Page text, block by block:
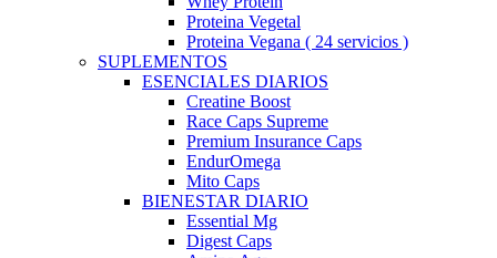
Proteina Vegetal
Proteina Vegana ( 24 servicios )
SUPLEMENTOS
ESENCIALES DIARIOS
Creatine Boost
Race Caps Supreme
Premium Insurance Caps
EndurOmega
Mito Caps
BIENESTAR DIARIO
Essential Mg
Digest Caps